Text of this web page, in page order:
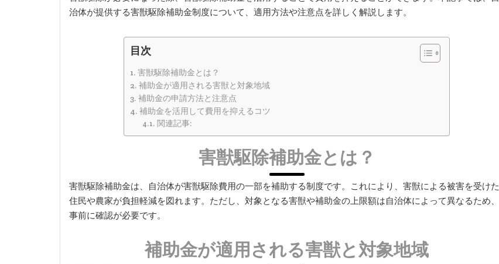
治体が提供する害獣駆除補助金制度について、適用方法や注意点を詳しく解説します。
目次
害獣駆除補助金とは？
補助金が適用される害獣と対象地域
補助金の申請方法と注意点
補助金を活用して費用を抑えるコツ
関連記事:
害獣駆除補助金とは？
害獣駆除補助金は、自治体が害獣駆除費用の一部を補助する制度です。これにより、害獣による被害を受けた
住民や農家が負担軽減を図れます。ただし、対象となる害獣や補助金の上限額は自治体によって異なるため、
事前に確認が必要です。
補助金が適用される害獣と対象地域